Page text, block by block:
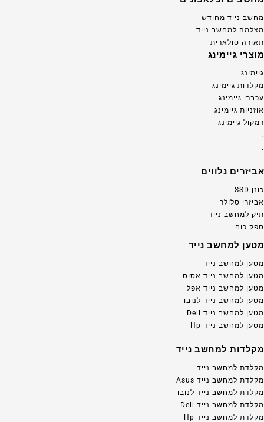
מחשב נייד מחודש
מצלמה למחשב נייד
תאורה סולארית
מוצרי גיימינג
גיימינג
מקלדות גיימינג
עכברי גיימינג
אוזניות גיימינג
רמקול גיימינג
.
.
אביזרים נלווים
כונן SSD
אביזרי סלולר
תיק למחשב נייד
ספק כוח
מטען למחשב נייד
מטען למחשב נייד
מטען למחשב נייד אסוס
מטען למחשב נייד אפל
מטען למחשב נייד לנובו
מטען למחשב נייד Dell
מטען למחשב נייד Hp
מקלדות למחשב נייד
מקלדת למחשב נייד
מקלדת למחשב נייד Asus
מקלדת למחשב נייד לנובו
מקלדת למחשב נייד Dell
מקלדת למחשב נייד Hp